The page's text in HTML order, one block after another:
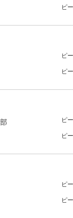
ピ
ピ
ピ
ピ
ピ
ピ
ピ